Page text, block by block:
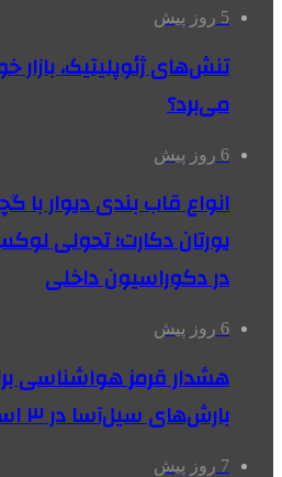
5 روز پیش
تنش‌های ژئوپلیتیک،
می‌برد؟
6 روز پیش
انواع قاب بندی دیوار
یورتان دکارت؛ تحولی
در دکوراسیون داخلی
6 روز پیش
بارش‌های سیل‌آسا در ۳ استان
7 روز پیش